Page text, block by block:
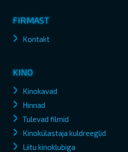
FIRMAST
Kontakt
KINO
Kinokavad
Hinnad
Tulevad filmid
Kinokülastaja kuldreeglid
Liitu kinoklubiga